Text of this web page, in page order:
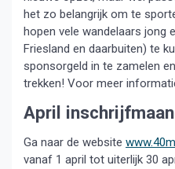
het zo belangrijk om te
hopen vele wandelaars jong
Friesland en daarbuiten) te
sponsorgeld in te zamelen
trekken! Voor meer
April
Ga naar de website
vanaf 1 april tot uiterlijk 30